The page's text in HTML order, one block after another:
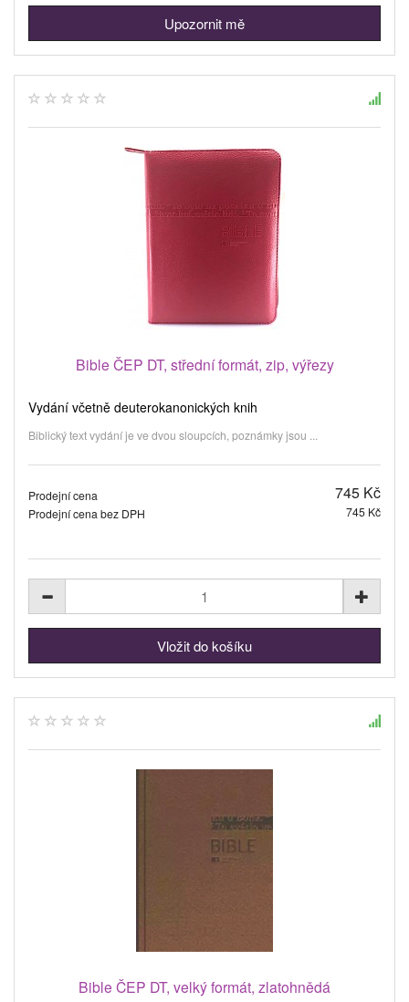
Upozornit mě
Bible ČEP DT, střední formát, zip, výřezy
Vydání včetně deuterokanonických knih
Biblický text vydání je ve dvou sloupcích, poznámky jsou ...
Prodejní cena 745 Kč
Prodejní cena bez DPH 745 Kč
Bible ČEP DT, velký formát, zlatohnědá